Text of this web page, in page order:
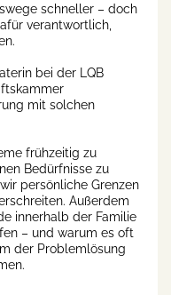
schneller – doch
verantwortlich,
bei der LQB
mit solchen
frühzeitig zu
Bedürfnisse zu
persönliche Grenzen
Außerdem
innerhalb der Familie
– und warum es oft
der Problemlösung